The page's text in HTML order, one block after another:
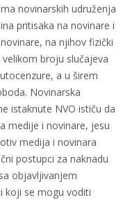
novinarskih udruženja
pritisaka na novinare i
na njihov fizički
broju slučajeva
a u širem
Novinarska
istaknute NVO ističu da
medije i novinare, jesu
medija i novinara
postupci za naknadu
objavljivanjem
koji se mogu voditi